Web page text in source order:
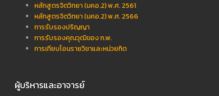
หลักสูตรจิตวิทยา (มคอ.2) พ.ศ. 2561
หลักสูตรจิตวิทยา (มคอ.2) พ.ศ. 2566
การรับรองปริญญา
การรับรองคุณวุฒิของ ก.พ.
การเทียบโอนรายวิชาและหน่วยกิต
ผู้บริหารและอาจารย์